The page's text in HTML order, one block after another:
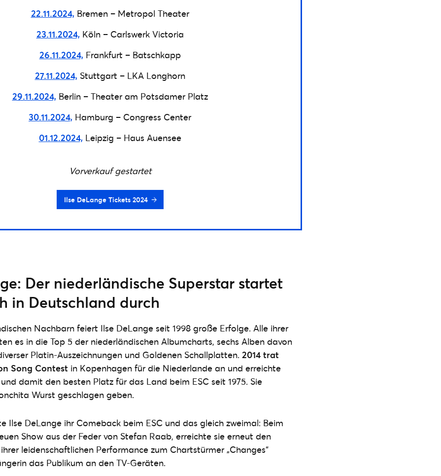
22.11.2024, Bremen – Metropol Theater
23.11.2024, Köln – Carlswerk Victoria
26.11.2024, Frankfurt – Batschkapp
27.11.2024, Stuttgart – LKA Longhorn
29.11.2024, Berlin – Theater am Potsdamer Platz
30.11.2024, Hamburg – Congress Center
01.12.2024, Leipzig – Haus Auensee
Vorverkauf gestartet
Ilse DeLange Tickets 2024
Der niederländische Superstar startet
in Deutschland durch
Nachbarn feiert Ilse DeLange seit 1998 große Erfolge. Alle ihrer
es in die Top 5 der niederländischen Albumcharts, sechs Alben davon
Platin-Auszeichnungen und Goldenen Schallplatten. 2014 trat
Song Contest in Kopenhagen für die Niederlande an und erreichte
damit den besten Platz für das Land beim ESC seit 1975. Sie
Wurst geschlagen geben.
Ilse DeLange ihr Comeback beim ESC und das gleich zweimal: Beim
Show aus der Feder von Stefan Raab, erreichte sie erneut den
leidenschaftlichen Performance zum Chartstürmer „Changes“
das Publikum an den TV-Geräten.